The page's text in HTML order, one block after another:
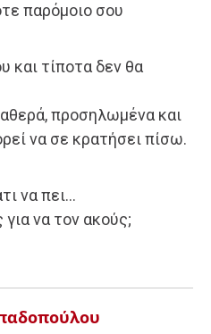
παρόμοιο σου
και τίποτα δεν θα
προσηλωμένα και
να σε κρατήσει πίσω.
να πει…
να τον ακούς;